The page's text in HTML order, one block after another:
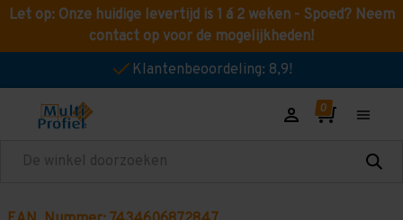
Let op: Onze huidige levertijd is 1 á 2 weken - Spoed? Neem
contact op voor de mogelijkheden!
Klantenbeoordeling: 8,9!
Zoeken